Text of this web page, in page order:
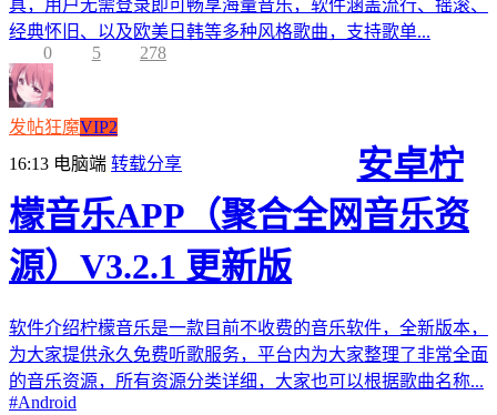
具，用户无需登录即可畅享海量音乐，软件涵盖流行、摇滚、
经典怀旧、以及欧美日韩等多种风格歌曲，支持歌单...
0
5 278
发帖狂魔VIP2
16:13 电脑端 转载分享
安卓柠
檬音乐APP（聚合全网音乐资
源）V3.2.1 更新版
软件介绍柠檬音乐是一款目前不收费的音乐软件，全新版本，
为大家提供永久免费听歌服务，平台内为大家整理了非常全面
的音乐资源，所有资源分类详细，大家也可以根据歌曲名称...
#Android